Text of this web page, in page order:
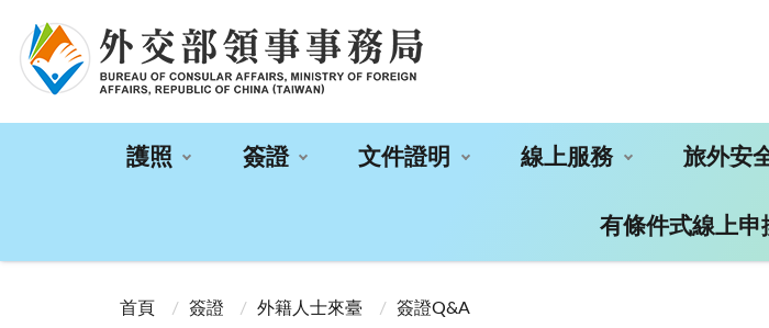
護照 簽證 文件證明 線上服務 旅外安
有條件式線上申
首頁
簽證 外籍人士來臺 簽證Q&A